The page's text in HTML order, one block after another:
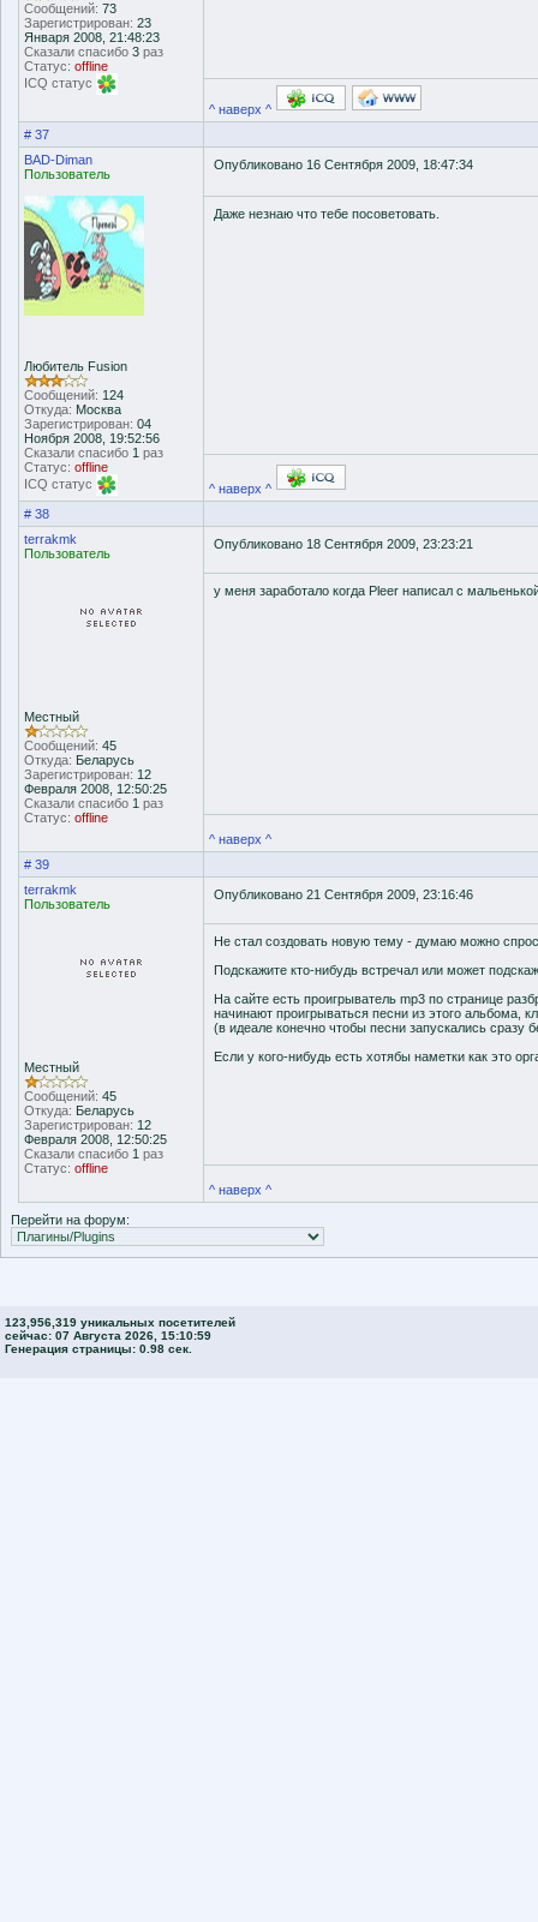
Сообщений: 73
Зарегистрирован: 23
Января 2008, 21:48:23
Сказали спасибо 3 раз
Статус: offline
ICQ статус
^ наверх ^
# 37
BAD-Diman
Пользователь
Любитель Fusion
Сообщений: 124
Откуда: Москва
Зарегистрирован: 04
Ноября 2008, 19:52:56
Сказали спасибо 1 раз
Статус: offline
ICQ статус
Опубликовано 16 Сентября 2009, 18:47:34
Даже незнаю что тебе посоветовать.
^ наверх ^
# 38
terrakmk
Пользователь
Местный
Сообщений: 45
Откуда: Беларусь
Зарегистрирован: 12
Февраля 2008, 12:50:25
Сказали спасибо 1 раз
Статус: offline
Опубликовано 18 Сентября 2009, 23:23:21
у меня заработало когда Pleer написал с
^ наверх ^
# 39
terrakmk
Пользователь
Местный
Сообщений: 45
Откуда: Беларусь
Зарегистрирован: 12
Февраля 2008, 12:50:25
Сказали спасибо 1 раз
Статус: offline
Опубликовано 21 Сентября 2009, 23:16:46
Не стал создовать новую тему - думаю можно
Подскажите кто-нибудь встречал или может
На сайте есть проигрыватель mp3 по странице
начинают проигрываться песни из этого альбома,
(в идеале конечно чтобы песни запускались сразу
Если у кого-нибудь есть хотябы наметки как это
^ наверх ^
Перейти на форум:
123,956,319 уникальных посетителей
сейчас: 07 Августа 2026, 15:10:59
Генерация страницы: 0.98 сек.